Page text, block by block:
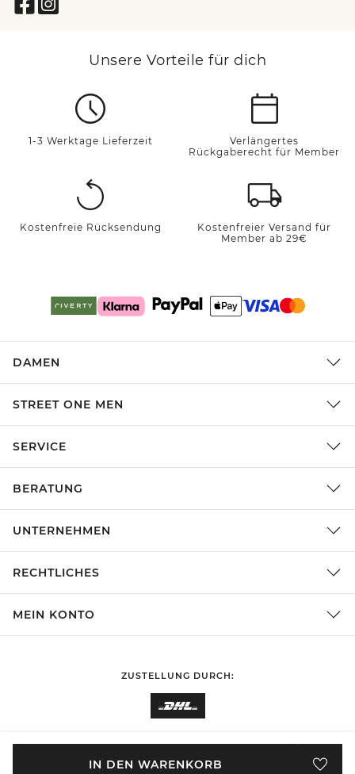
IN DEN WARENKORB
Unsere Vorteile für dich
1-3 Werktage Lieferzeit
Verlängertes
Rückgaberecht für Member
Kostenfreie Rücksendung
Kostenfreier Versand für
Member ab 29€
DAMEN
STREET ONE MEN
SERVICE
BERATUNG
UNTERNEHMEN
RECHTLICHES
MEIN KONTO
ZUSTELLUNG DURCH: